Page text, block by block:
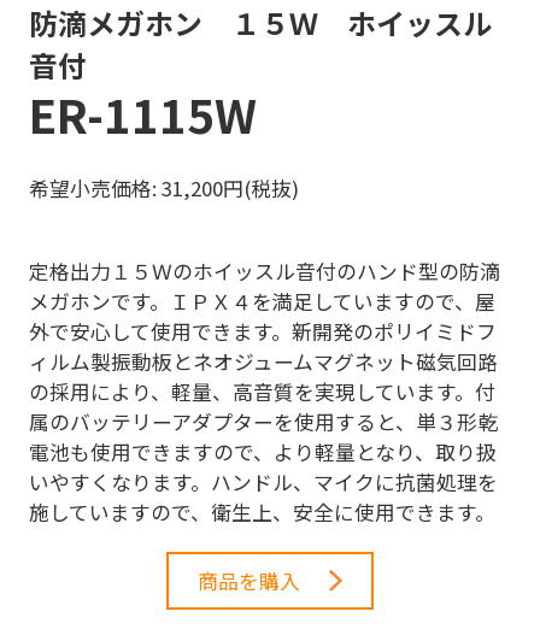
防滴メガホン １５Ｗ ホイッスル
音付
ER-1115W
希望小売価格: 31,200円(税抜)
定格出力１５Ｗのホイッスル音付のハンド型の防滴
メガホンです。ＩＰＸ４を満足していますので、屋
外で安心して使用できます。新開発のポリイミドフ
ィルム製振動板とネオジュームマグネット磁気回路
の採用により、軽量、高音質を実現しています。付
属のバッテリーアダプターを使用すると、単３形乾
電池も使用できますので、より軽量となり、取り扱
いやすくなります。ハンドル、マイクに抗菌処理を
施していますので、衛生上、安全に使用できます。
商品を購入